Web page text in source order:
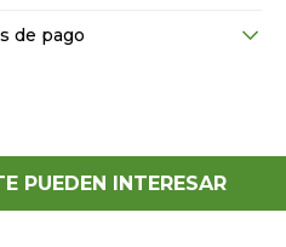
de pago
PUEDEN INTERESAR